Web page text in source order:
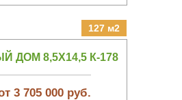
127 м2
ДОМ 8,5Х14,5 К-178
3 705 000 руб.